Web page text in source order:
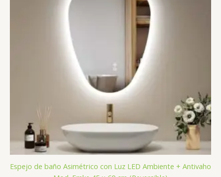
Espejo de baño Asimétrico con Luz LED Ambiente + Antivaho